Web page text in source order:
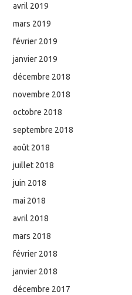
avril 2019
mars 2019
février 2019
janvier 2019
décembre 2018
novembre 2018
octobre 2018
septembre 2018
août 2018
juillet 2018
juin 2018
mai 2018
avril 2018
mars 2018
février 2018
janvier 2018
décembre 2017